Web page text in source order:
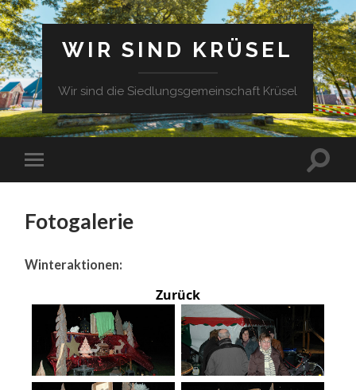
WIR SIND KRÜSEL
Wir sind die Siedlungsgemeinschaft Krüsel
Fotogalerie
Winteraktionen:
Zurück